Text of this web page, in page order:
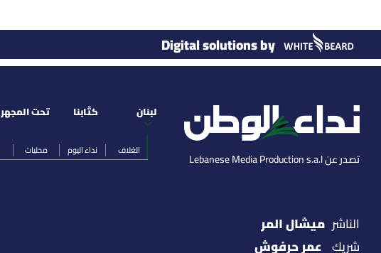
Digital solutions by
تصدر عن Lebanese Media Production s.a.l
لبنان
الغلاف نداء اليوم محليات
كتّابنا تحت المجهر
الناشر ميشال المر
شريك عمر حرفوش